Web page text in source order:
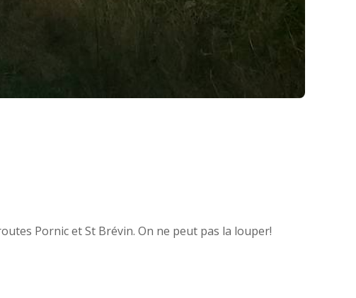
Pornic et St Brévin. On ne peut pas la louper!